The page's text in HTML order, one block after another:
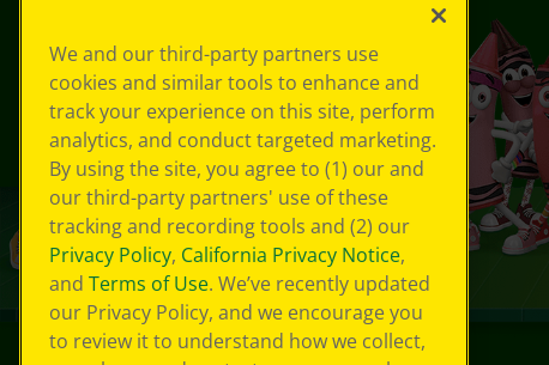
We and our third-party partners use
cookies and similar tools to enhance and
track your experience on this site, perform
analytics, and conduct targeted marketing.
By using the site, you agree to (1) our and
our third-party partners' use of these
tracking and recording tools and (2) our
Privacy Policy, California Privacy Notice,
and Terms of Use. We’ve recently updated
our Privacy Policy, and we encourage you
to review it to understand how we collect,